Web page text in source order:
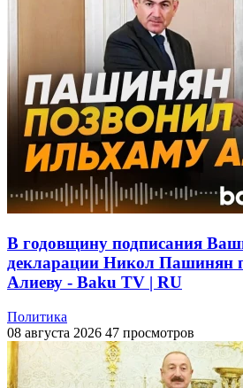
В годовщину подписания
декларации Никол Пашинян
Алиеву - Baku TV | RU
Политика
08 августа 2026 47 просмотров